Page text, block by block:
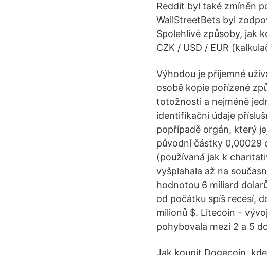
Reddit byl také zmíněn
WallStreetBets byl
Spolehlivé způsoby, jak
CZK / USD / EUR
Výhodou je příjemné
osobě kopie pořízené
totožnosti a nejméně
identifikační údaje
popřípadě orgán, který
původní částky 0,00029
(používaná jak k
vyšplahala až na
hodnotou 6 miliard
od počátku spíš recesí,
milionů $. Litecoin –
pohybovala mezi 2 a 5
Jak koupit Dogecoin,